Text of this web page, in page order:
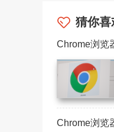
猜你喜
Chrome浏览
Chrome浏览